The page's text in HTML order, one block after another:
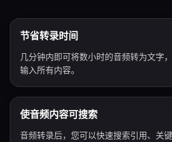
节省转录时间
几分钟内即可将数小时的音频转为文字
输入所有内容。
使音频内容可搜索
音频转录后，您可以快速搜索引用、关